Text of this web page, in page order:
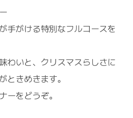
手がける特別なフルコースを
わいと、クリスマスらしさに
ときめきます。
ーをどうぞ。